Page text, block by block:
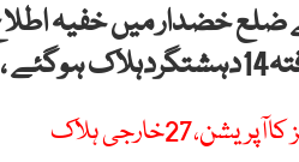
خضدار میں خفیہ
ہلاک